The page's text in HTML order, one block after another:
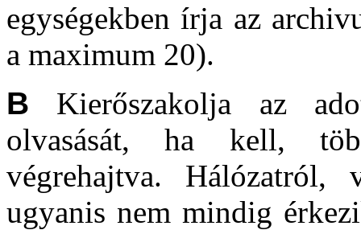
egységekben írja az
a maximum 20).
B Kierőszakolja az
olvasását, ha kell,
végrehajtva. Hálózatról,
ugyanis nem mindig